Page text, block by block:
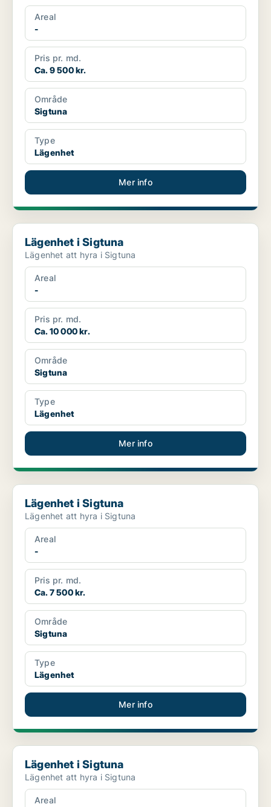
Areal
-
Pris pr. md.
Ca. 9 500 kr.
Område
Sigtuna
Type
Lägenhet
Mer info
Lägenhet i Sigtuna
Lägenhet i Sigtuna
Lägenhet att hyra i Sigtuna
Areal
-
Pris pr. md.
Ca. 10 000 kr.
Område
Sigtuna
Type
Lägenhet
Mer info
Lägenhet i Sigtuna
Lägenhet i Sigtuna
Lägenhet att hyra i Sigtuna
Areal
-
Pris pr. md.
Ca. 7 500 kr.
Område
Sigtuna
Type
Lägenhet
Mer info
Lägenhet i Sigtuna
Lägenhet i Sigtuna
Lägenhet att hyra i Sigtuna
Areal